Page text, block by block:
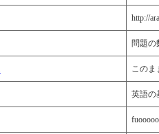
http://
問題の
この
英語の